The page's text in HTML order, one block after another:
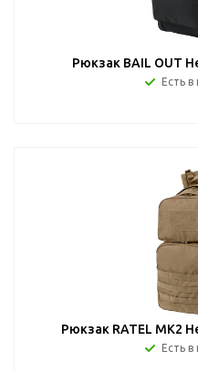
Рюкзак BAIL OUT
Есть в
Рюкзак RATEL MK2
Есть в